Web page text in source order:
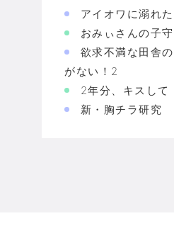
アイオワに溺れ
おみぃさんの子
欲求不満な田舎
がない！2
2年分、キスして
新・胸チラ研究